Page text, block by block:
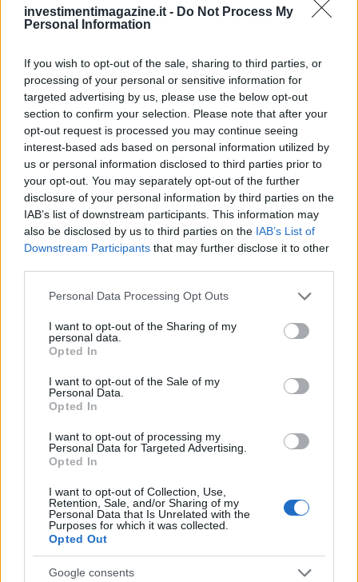
investimentimagazine.it - Do Not Process My
Personal Information
If you wish to opt-out of the sale, sharing to third parties, or
processing of your personal or sensitive information for
targeted advertising by us, please use the below opt-out
section to confirm your selection. Please note that after your
opt-out request is processed you may continue seeing
interest-based ads based on personal information utilized by
us or personal information disclosed to third parties prior to
your opt-out. You may separately opt-out of the further
disclosure of your personal information by third parties on the
IAB’s list of downstream participants. This information may
also be disclosed by us to third parties on the IAB’s List of
Downstream Participants that may further disclose it to other
Please note that this website/app uses one or more Google
not limited to your visit or usage behaviour. You may click to
grant or deny consent to Google and its third-party tags to
use your data for below specified purposes in below Google
consent section.
Personal Data Processing Opt Outs
I want to opt-out of the Sharing of my
personal data.
Opted In
I want to opt-out of the Sale of my
Personal Data.
Opted In
I want to opt-out of processing my
Personal Data for Targeted Advertising.
Opted In
I want to opt-out of Collection, Use,
Retention, Sale, and/or Sharing of my
Personal Data that Is Unrelated with the
Purposes for which it was collected.
Opted Out
Google consents
Novità fiscali 2026: Irpef, concordato preventivo e fringe
benefit
Edoardo Vitali · 5 Ago 2026
FINANZA
Corso di laurea triennale in Economia e Finanza: sbocchi
Francesca Galli · 5 Ago 2026
QUOTAZIONI CRYPTO
Nome
Eureka Bridged PAX
Gold (Terra